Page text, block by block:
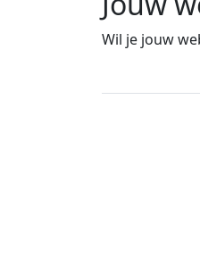
Wil je jouw